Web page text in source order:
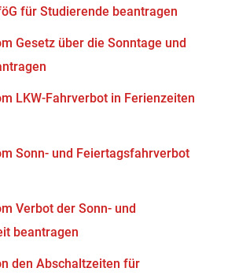
für Studierende beantragen
Gesetz über die Sonntage und
LKW-Fahrverbot in Ferienzeiten
Sonn- und Feiertagsfahrverbot
Verbot der Sonn- und
beantragen
den Abschaltzeiten für